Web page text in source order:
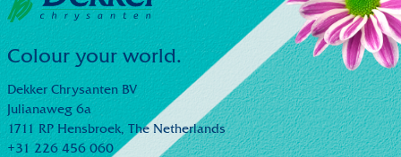
Colour your world.
Dekker Chrysanten BV
Julianaweg 6a
1711 RP Hensbroek, The Netherlands
+31 226 456 060